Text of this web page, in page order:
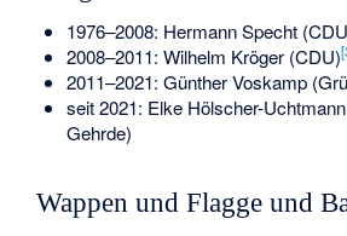
1976–2008: Hermann Specht
2008–2011: Wilhelm Kröger (CDU)[
2011–2021: Günther Voskamp
seit 2021: Elke Hölscher-
Gehrde)
Wappen und Flagge und